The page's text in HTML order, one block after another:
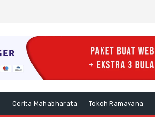
Cerita Mahabharata Tokoh Ramayana